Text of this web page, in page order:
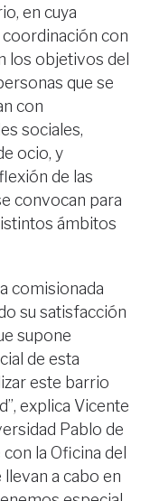
en cuya
con
los objetivos del
que se
con
sociales,
ocio, y
de las
convocan para
ámbitos
comisionada
su satisfacción
supone
de esta
este barrio
explica Vicente
Pablo de
la Oficina del
a cabo en